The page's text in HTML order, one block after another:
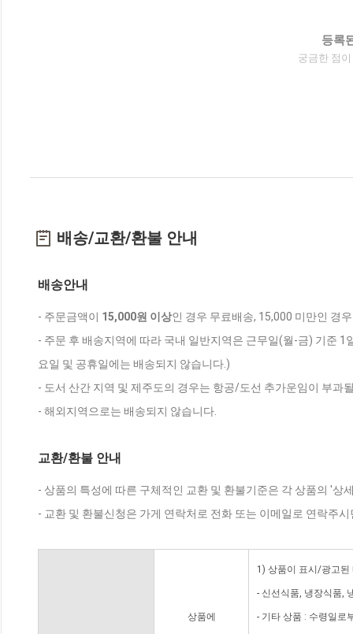
등록
궁금한 점
배송/교환/환불 안내
배송안내
- 주문금액이 15,000원 이상인 경우 무료배송, 15,000 미만인 경
- 주문 후 배송지역에 따라 국내 일반지역은 근무일(월-금) 기준
요일 및 공휴일에는 배송되지 않습니다.)
- 도서 산간 지역 및 제주도의 경우는 항공/도선 추가운임이 부과
- 해외지역으로는 배송되지 않습니다.
교환/환불 안내
- 상품의 특성에 따른 구체적인 교환 및 환불기준은 각 상품의 '상
- 교환 및 환불신청은 가게 연락처로 전화 또는 이메일로 연락주
상품에
1) 상품이 표시/광고된
- 신선식품, 냉장식품,
- 기타 상품 : 수령일로